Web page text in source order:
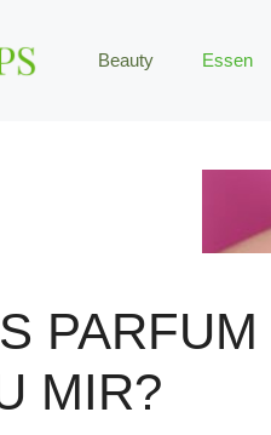
Beauty Essen
PARFUM
MIR?